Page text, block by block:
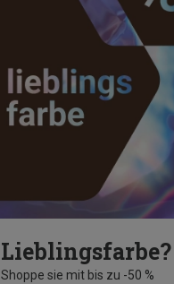
Lieblingsfarbe?
Shoppe sie mit bis zu -50 %